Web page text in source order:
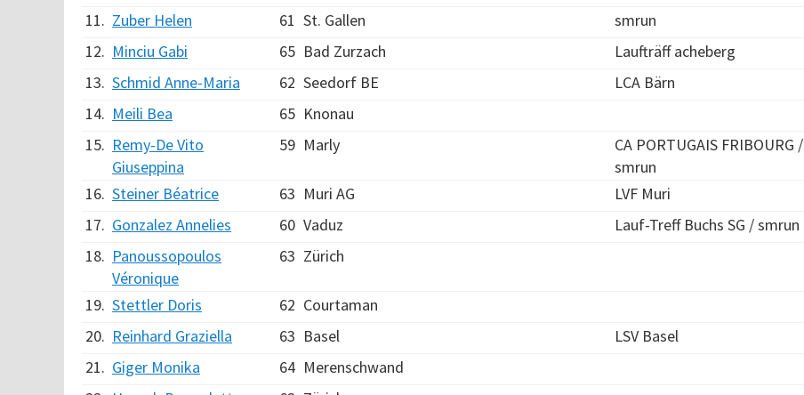
11. Zuber Helen 61 St. Gallen smrun
12. Minciu Gabi 65 Bad Zurzach Laufträff acheberg
13. Schmid Anne-Maria 62 Seedorf BE LCA Bärn
14. Meili Bea 65 Knonau
15. Remy-De Vito
Giuseppina
59 Marly
CA PORTUGAIS FRIBOURG /
smrun
16. Steiner Béatrice 63 Muri AG LVF Muri
17. Gonzalez Annelies 60 Vaduz Lauf-Treff Buchs SG / smrun
18. Panoussopoulos
Véronique
63 Zürich
19. Stettler Doris 62 Courtaman
20. Reinhard Graziella 63 Basel LSV Basel
21. Giger Monika 64 Merenschwand